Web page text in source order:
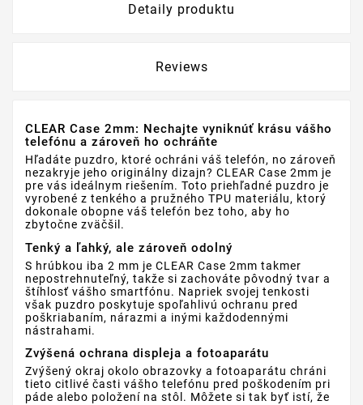
Detaily produktu
Reviews
CLEAR Case 2mm: Nechajte vyniknúť krásu vášho
telefónu a zároveň ho ochráňte
Hľadáte puzdro, ktoré ochráni váš telefón, no zároveň
nezakryje jeho originálny dizajn? CLEAR Case 2mm je
pre vás ideálnym riešením. Toto priehľadné puzdro je
vyrobené z tenkého a pružného TPU materiálu, ktorý
dokonale obopne váš telefón bez toho, aby ho
zbytočne zväčšil.
Tenký a ľahký, ale zároveň odolný
S hrúbkou iba 2 mm je CLEAR Case 2mm takmer
nepostrehnuteľný, takže si zachováte pôvodný tvar a
štíhlosť vášho smartfónu. Napriek svojej tenkosti
však puzdro poskytuje spoľahlivú ochranu pred
poškriabaním, nárazmi a inými každodennými
nástrahami.
Zvýšená ochrana displeja a fotoaparátu
Zvýšený okraj okolo obrazovky a fotoaparátu chráni
tieto citlivé časti vášho telefónu pred poškodením pri
páde alebo položení na stôl. Môžete si tak byť istí, že